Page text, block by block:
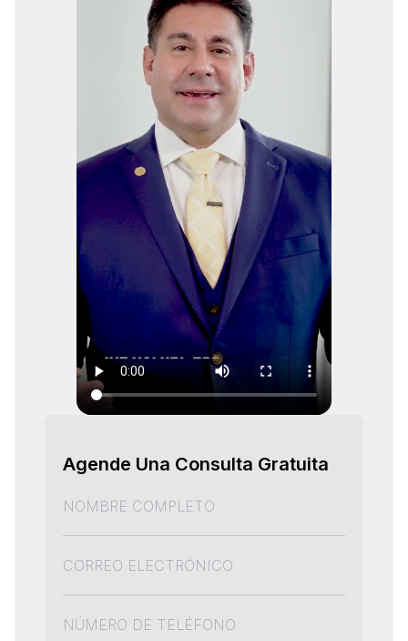
Agende Una Consulta Gratuita